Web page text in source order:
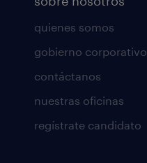
quienes somos
gobierno corporativo
contáctanos
nuestras oficinas
regístrate candidato